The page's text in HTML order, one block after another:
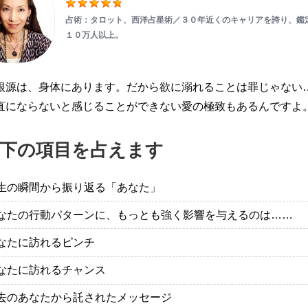
占術：タロット、西洋占星術／３０年近くのキャリアを誇り、鑑
１０万人以上。
源は、身体にあります。だから欲に溺れることは罪じゃな
にならないと感じることができない愛の極致もあるんですよ。
の項目を占えます
の瞬間から振り返る「あなた」
たの行動パターンに、もっとも強く影響を与えるのは……
たに訪れるピンチ
たに訪れるチャンス
のあなたから託されたメッセージ